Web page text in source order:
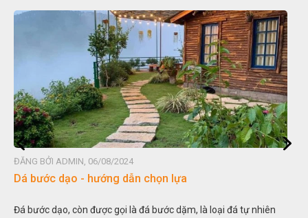
nhiên
ĐĂNG BỞI ADMIN, 06/08/2024
Đá non bộ - cách lựa chọn non bộ đẹp
Hòn non bộ được biết đến là một nghệ thuật xây dựng,